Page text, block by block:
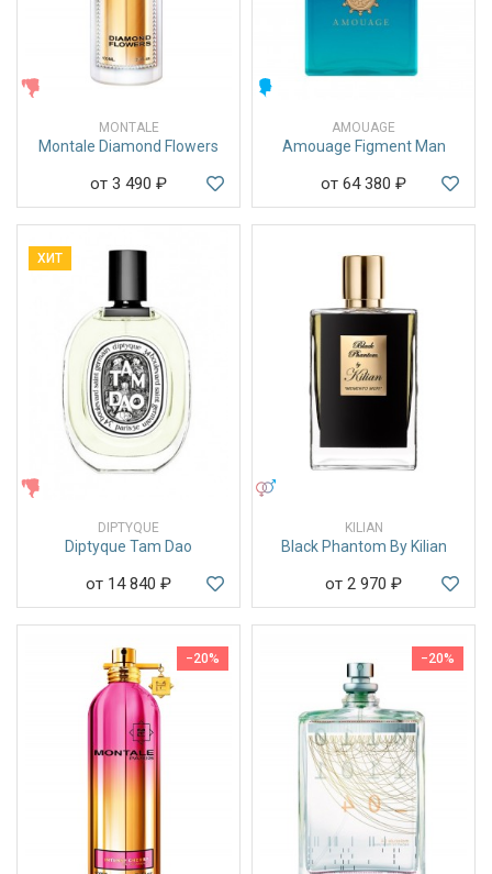
ЖЕНСКИЕ
MONTALE
Montale Diamond Flowers
от 3 490 ₽
AMOUAGE
Amouage Figment Man
от 64 380 ₽
ХИТ
DIPTYQUE
Diptyque Tam Dao
от 14 840 ₽
KILIAN
Black Phantom By Kilian
от 2 970 ₽
−20% −20%